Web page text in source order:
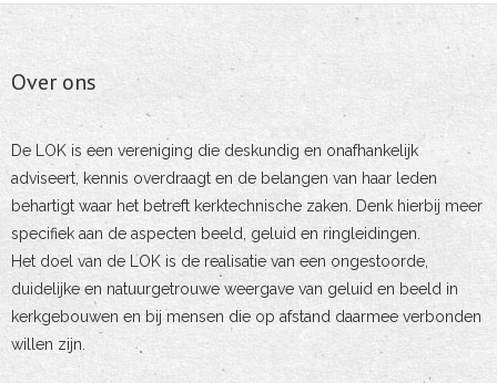
Over ons
De LOK is een vereniging die deskundig en onafhankelijk
adviseert, kennis overdraagt en de belangen van haar leden
behartigt waar het betreft kerktechnische zaken. Denk hierbij meer
specifiek aan de aspecten beeld, geluid en ringleidingen.
Het doel van de LOK is de realisatie van een ongestoorde,
duidelijke en natuurgetrouwe weergave van geluid en beeld in
kerkgebouwen en bij mensen die op afstand daarmee verbonden
willen zijn.